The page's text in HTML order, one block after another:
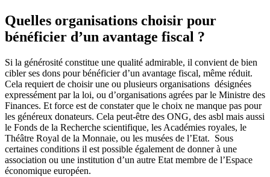
Quelles organisations choisir pour
bénéficier d’un avantage fiscal ?
Si la générosité constitue une qualité admirable, il convient de bien
cibler ses dons pour bénéficier d’un avantage fiscal, même réduit.
Cela requiert de choisir une ou plusieurs organisations désignées
expressément par la loi, ou d’organisations agrées par le Ministre des
Finances. Et force est de constater que le choix ne manque pas pour
les généreux donateurs. Cela peut-être des ONG, des asbl mais aussi
le Fonds de la Recherche scientifique, les Académies royales, le
Théâtre Royal de la Monnaie, ou les musées de l’Etat. Sous
certaines conditions il est possible également de donner à une
association ou une institution d’un autre Etat membre de l’Espace
économique européen.